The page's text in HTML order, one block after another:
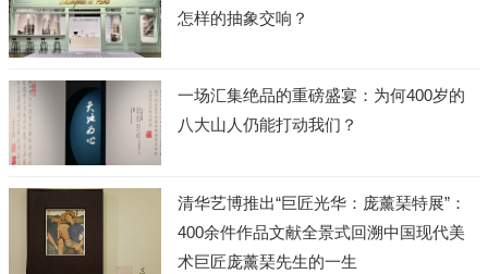
怎样的抽象交响？
一场汇集绝品的重磅盛宴：为何400岁的
八大山人仍能打动我们？
清华艺博推出“巨匠光华：庞薰琹特展”：
400余件作品文献全景式回溯中国现代美
术巨匠庞薰琹先生的一生